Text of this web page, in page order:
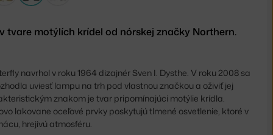
tvare motýlích krídel od nórskej značky Northern.
navrhol v roku 1964 dizajnér Sven I. Dysthe. V roku 2008 sa
uviesť lampu na trh pod vlastnou značkou a oživiť jej
znakom je tvar pripomínajúci motýlie krídla.
lakovane oceľové prvky poskytujú tlmené osvetlenie, ktoré v
hrejivú atmosféru.